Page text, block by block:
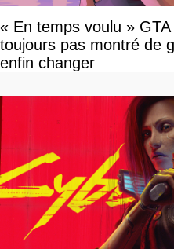
« En temps voulu »
toujours pas montré de
enfin changer